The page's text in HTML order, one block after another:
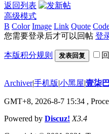
返回列表
高级模式
B Color Image Link Quote
您需要登录后才可以回帖 登
本版积分规则 发表回复
Archiver|手机版|小黑屋|壹柒
GMT+8, 2026-8-7 15:34 ,
Powered by Discuz! X3.4